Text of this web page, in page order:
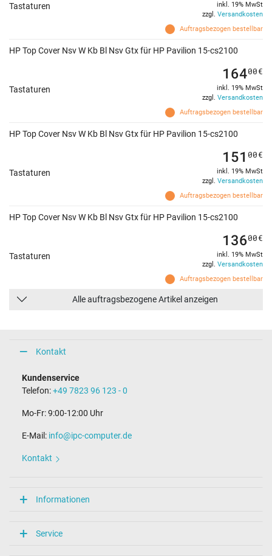
Tastaturen
Auftragsbezogen bestellbar
inkl. 19% MwSt
zzgl. Versandkosten
HP Top Cover Nsv W Kb Bl Nsv Gtx für HP Pavilion 15-cs2100
Tastaturen
Auftragsbezogen bestellbar
16400€
inkl. 19% MwSt
zzgl. Versandkosten
HP Top Cover Nsv W Kb Bl Nsv Gtx für HP Pavilion 15-cs2100
Tastaturen
Auftragsbezogen bestellbar
151 00€
inkl. 19% MwSt
zzgl. Versandkosten
HP Top Cover Nsv W Kb Bl Nsv Gtx für HP Pavilion 15-cs2100
Tastaturen
Auftragsbezogen bestellbar
13600€
inkl. 19% MwSt
zzgl. Versandkosten
Alle auftragsbezogene Artikel anzeigen
Kontakt
Kundenservice
Telefon:+49 7823 96 123 - 0
Mo-Fr: 9:00-12:00 Uhr
E-Mail: info@ipc-computer.de
Kontakt
Informationen
Service